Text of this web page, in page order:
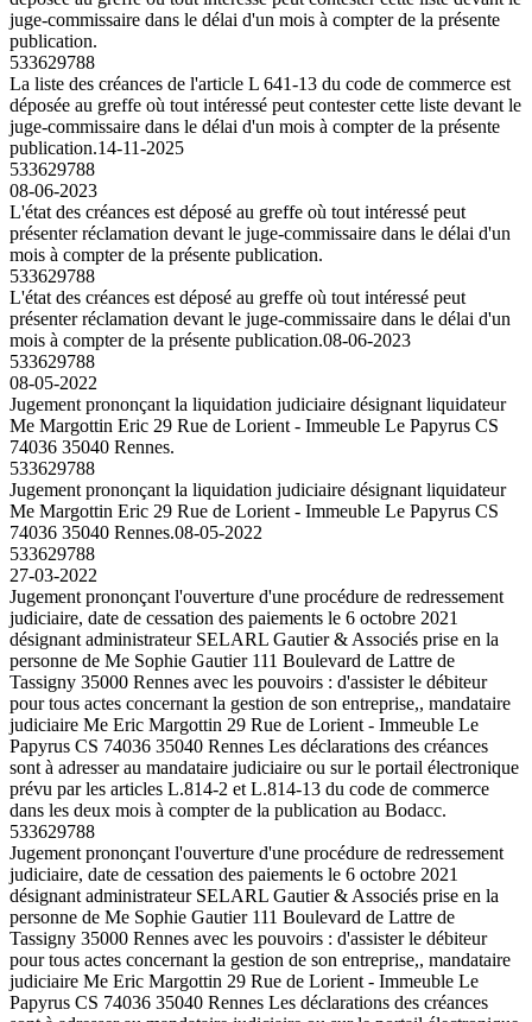
juge-commissaire dans le délai d'un mois à compter de la présente
publication.
533629788
La liste des créances de l'article L 641-13 du code de commerce est
déposée au greffe où tout intéressé peut contester cette liste devant le
juge-commissaire dans le délai d'un mois à compter de la présente
publication.14-11-2025
533629788
08-06-2023
L'état des créances est déposé au greffe où tout intéressé peut
présenter réclamation devant le juge-commissaire dans le délai d'un
mois à compter de la présente publication.
533629788
L'état des créances est déposé au greffe où tout intéressé peut
présenter réclamation devant le juge-commissaire dans le délai d'un
mois à compter de la présente publication.08-06-2023
533629788
08-05-2022
Jugement prononçant la liquidation judiciaire désignant liquidateur
Me Margottin Eric 29 Rue de Lorient - Immeuble Le Papyrus CS
74036 35040 Rennes.
533629788
Jugement prononçant la liquidation judiciaire désignant liquidateur
Me Margottin Eric 29 Rue de Lorient - Immeuble Le Papyrus CS
74036 35040 Rennes.08-05-2022
533629788
27-03-2022
Jugement prononçant l'ouverture d'une procédure de redressement
judiciaire, date de cessation des paiements le 6 octobre 2021
désignant administrateur SELARL Gautier & Associés prise en la
personne de Me Sophie Gautier 111 Boulevard de Lattre de
Tassigny 35000 Rennes avec les pouvoirs : d'assister le débiteur
pour tous actes concernant la gestion de son entreprise,, mandataire
judiciaire Me Eric Margottin 29 Rue de Lorient - Immeuble Le
Papyrus CS 74036 35040 Rennes Les déclarations des créances
sont à adresser au mandataire judiciaire ou sur le portail électronique
prévu par les articles L.814-2 et L.814-13 du code de commerce
dans les deux mois à compter de la publication au Bodacc.
533629788
Jugement prononçant l'ouverture d'une procédure de redressement
judiciaire, date de cessation des paiements le 6 octobre 2021
désignant administrateur SELARL Gautier & Associés prise en la
personne de Me Sophie Gautier 111 Boulevard de Lattre de
Tassigny 35000 Rennes avec les pouvoirs : d'assister le débiteur
pour tous actes concernant la gestion de son entreprise,, mandataire
judiciaire Me Eric Margottin 29 Rue de Lorient - Immeuble Le
Papyrus CS 74036 35040 Rennes Les déclarations des créances